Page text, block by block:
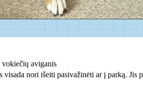
vokiečių aviganis
visada nori išeiti pasivažinėti ar į parką. Jis